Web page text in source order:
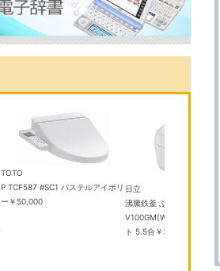
TOTO
P TCF587 #SC1 パステルアイボリ
ー ￥50,000
日立
沸騰鉄釜 ふっくら御膳 RZ-
V100GM(W) フロストホワ
ト 5.5合￥31,290